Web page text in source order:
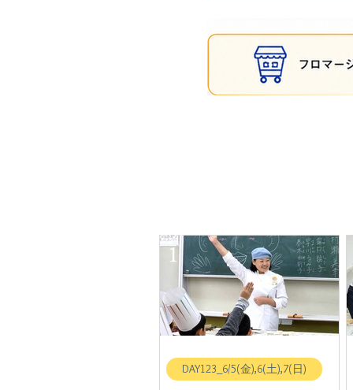
DAY123_6/5(金),6(土),7(日)
DAY
1